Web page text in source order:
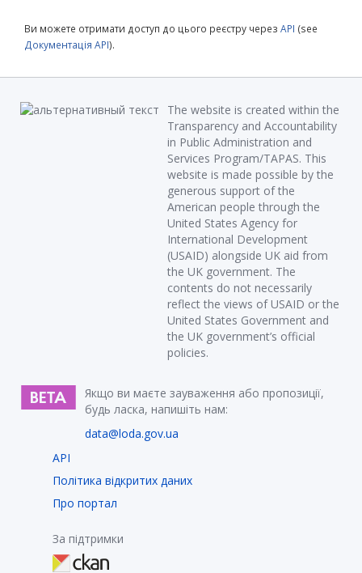
Ви можете отримати доступ до цього реєстру через API (see
Документація API).
The website is created within the
Transparency and Accountability
in Public Administration and
Services Program/TAPAS. This
website is made possible by the
generous support of the
American people through the
United States Agency for
International Development
(USAID) alongside UK aid from
the UK government. The
contents do not necessarily
reflect the views of USAID or the
United States Government and
the UK government’s official
policies.
Якщо ви маєте зауваження або пропозиції,
будь ласка, напишіть нам:
data@loda.gov.ua
API
Політика відкритих даних
Про портал
За підтримки